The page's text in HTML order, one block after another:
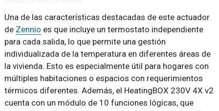
Una de las características destacadas de este actuador
de Zennio es que incluye un termostato independiente
para cada salida, lo que permite una gestión
individualizada de la temperatura en diferentes áreas de
la vivienda. Esto es especialmente útil para hogares con
múltiples habitaciones o espacios con requerimientos
térmicos diferentes. Además, el HeatingBOX 230V 4X v2
cuenta con un módulo de 10 funciones lógicas, que